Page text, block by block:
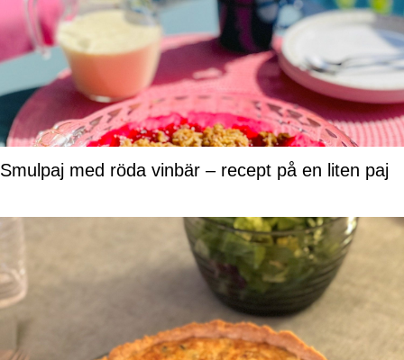
Smulpaj med röda vinbär – recept på en liten paj